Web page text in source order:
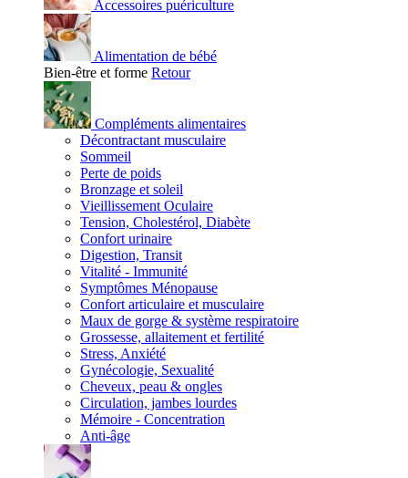
Accessoires puériculture
Alimentation de bébé
Bien-être et forme Retour
Compléments alimentaires
Décontractant musculaire
Sommeil
Perte de poids
Bronzage et soleil
Vieillissement Oculaire
Tension, Cholestérol, Diabète
Confort urinaire
Digestion, Transit
Vitalité - Immunité
Symptômes Ménopause
Confort articulaire et musculaire
Maux de gorge & système respiratoire
Grossesse, allaitement et fertilité
Stress, Anxiété
Gynécologie, Sexualité
Cheveux, peau & ongles
Circulation, jambes lourdes
Mémoire - Concentration
Anti-âge